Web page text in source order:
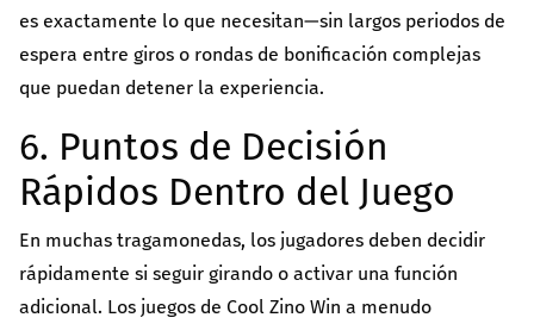
es exactamente lo que necesitan—sin largos periodos de
espera entre giros o rondas de bonificación complejas
que puedan detener la experiencia.
6. Puntos de Decisión
Rápidos Dentro del Juego
En muchas tragamonedas, los jugadores deben decidir
rápidamente si seguir girando o activar una función
adicional. Los juegos de Cool Zino Win a menudo